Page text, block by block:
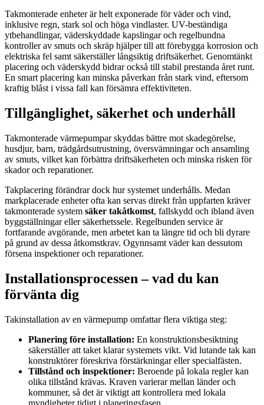
Takmonterade enheter är helt exponerade för väder och vind,
inklusive regn, stark sol och höga vindlaster. UV-beständiga
ytbehandlingar, väderskyddade kapslingar och regelbundna
kontroller av smuts och skräp hjälper till att förebygga korrosion och
elektriska fel samt säkerställer långsiktig driftsäkerhet. Genomtänkt
placering och väderskydd bidrar också till stabil prestanda året runt.
En smart placering kan minska påverkan från stark vind, eftersom
kraftig blåst i vissa fall kan försämra effektiviteten.
Tillgänglighet, säkerhet och underhåll
Takmonterade värmepumpar skyddas bättre mot skadegörelse,
husdjur, barn, trädgårdsutrustning, översvämningar och ansamling
av smuts, vilket kan förbättra driftsäkerheten och minska risken för
skador och reparationer.
Takplacering förändrar dock hur systemet underhålls. Medan
markplacerade enheter ofta kan servas direkt från uppfarten kräver
takmonterade system säker takåtkomst, fallskydd och ibland även
byggställningar eller säkerhetssele. Regelbunden service är
fortfarande avgörande, men arbetet kan ta längre tid och bli dyrare
på grund av dessa åtkomstkrav. Ogynnsamt väder kan dessutom
försena inspektioner och reparationer.
Installationsprocessen – vad du kan
förvänta dig
Takinstallation av en värmepump omfattar flera viktiga steg:
Planering före installation: En konstruktionsbesiktning
säkerställer att taket klarar systemets vikt. Vid lutande tak kan
konstruktörer föreskriva förstärkningar eller specialfästen.
Tillstånd och inspektioner: Beroende på lokala regler kan
olika tillstånd krävas. Kraven varierar mellan länder och
kommuner, så det är viktigt att kontrollera med lokala
myndigheter tidigt i planeringsfasen.